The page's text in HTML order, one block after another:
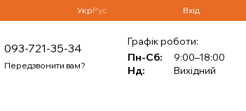
УкрРус Вхід
093-721-35-34
Передзвонити вам?
Графік роботи:
Пн-Сб:
9:00–18:00
Нд:
Вихідний